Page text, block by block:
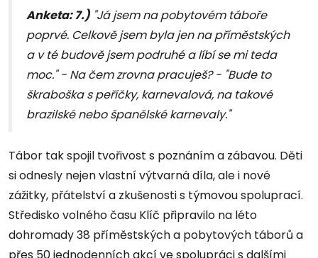
Anketa: 7.) "Já jsem na pobytovém táboře
poprvé. Celkově jsem byla jen na příměstských
a v té budově jsem podruhé a líbí se mi teda
moc." - Na čem zrovna pracuješ? - "Bude to
škraboška s peříčky, karnevalová, na takové
brazilské nebo španělské karnevaly."
Tábor tak spojil tvořivost s poznáním a zábavou. Děti
si odnesly nejen vlastní výtvarná díla, ale i nové
zážitky, přátelství a zkušenosti s týmovou spoluprací.
Středisko volného času Klíč připravilo na léto
dohromady 38 příměstských a pobytových táborů a